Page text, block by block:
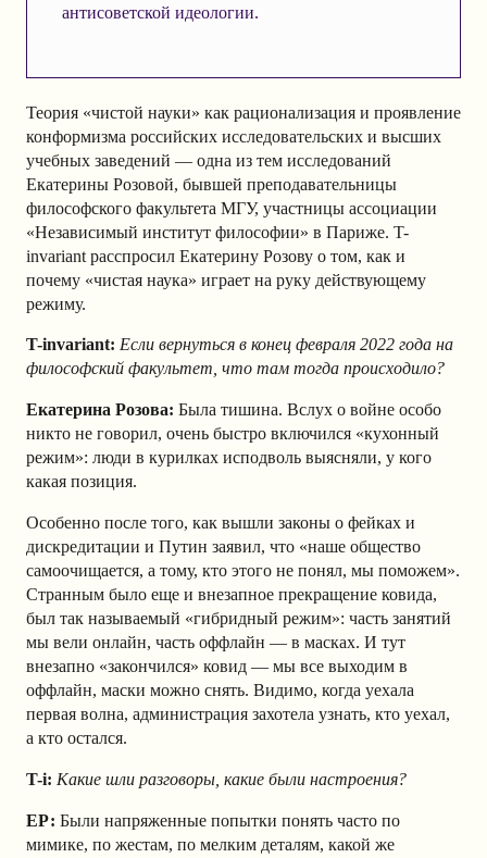
антисоветской идеологии.
Теория «чистой науки» как рационализация и проявление
конформизма российских исследовательских и высших
учебных заведений — одна из тем исследований
Екатерины Розовой, бывшей преподавательницы
философского факультета МГУ, участницы ассоциации
«Независимый институт философии» в Париже. T-
invariant расспросил Екатерину Розову о том, как и
почему «чистая наука» играет на руку действующему
режиму.
T-invariant: Если вернуться в конец февраля 2022 года на
философский факультет, что там тогда происходило?
Екатерина Розова: Была тишина. Вслух о войне особо
никто не говорил, очень быстро включился «кухонный
режим»: люди в курилках исподволь выясняли, у кого
какая позиция.
Особенно после того, как вышли законы о фейках и
дискредитации и Путин заявил, что «наше общество
самоочищается, а тому, кто этого не понял, мы поможем».
Странным было еще и внезапное прекращение ковида,
был так называемый «гибридный режим»: часть занятий
мы вели онлайн, часть оффлайн — в масках. И тут
внезапно «закончился» ковид — мы все выходим в
оффлайн, маски можно снять. Видимо, когда уехала
первая волна, администрация захотела узнать, кто уехал,
а кто остался.
T-i: Какие шли разговоры, какие были настроения?
ЕР: Были напряженные попытки понять часто по
мимике, по жестам, по мелким деталям, какой же